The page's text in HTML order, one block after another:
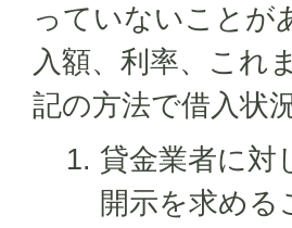
っていないことが
入額、利率、これ
記の方法で借入状
貸金業者に対
開示を求め